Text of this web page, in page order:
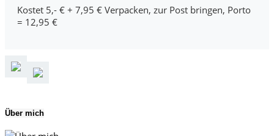
Kostet 5,- € + 7,95 € Verpacken, zur Post bringen, Porto
= 12,95 €
Über mich